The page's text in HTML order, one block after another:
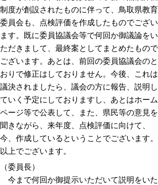
制度が創設されたものに伴って、鳥取県教育
委員会も、点検評価を作成したものでござい
ます。既に委員協議会等で何回か御議論をい
ただきまして、最終案としてまとめたもので
ございます。あとは、前回の委員協議会のと
おりで修正はしておりません。今後、これは
議決されましたら、議会の方に報告、説明し
ていく予定にしておりますし、あとはホーム
ページ等で公表して、また、県民等の意見を
聞きながら、来年度、点検評価に向けて、
今、作成しているということでございます。
以上でございます。
（委員長）
今まで何回か御提示いただいて説明をいた